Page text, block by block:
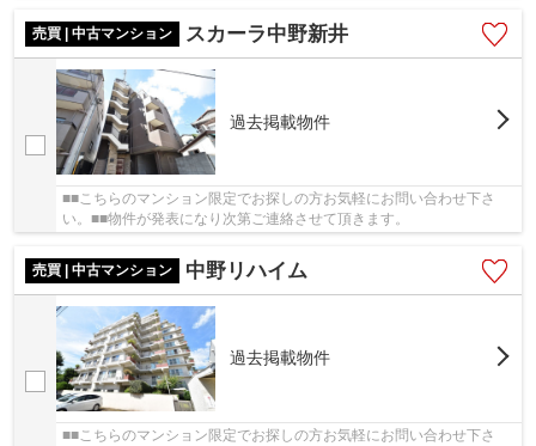
売買 | 中古マンション スカーラ中野新井
過去掲載物件
■■こちらのマンション限定でお探しの方お気軽にお問い合わせ下さ
い。■■物件が発表になり次第ご連絡させて頂きます。
売買 | 中古マンション 中野リハイム
過去掲載物件
■■こちらのマンション限定でお探しの方お気軽にお問い合わせ下さ